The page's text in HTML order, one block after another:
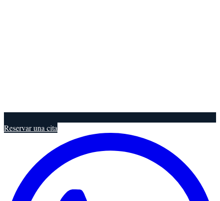
Reservar una cita